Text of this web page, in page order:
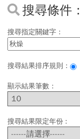
搜尋條件：
搜尋指定關鍵字：
搜尋結果排序規則：
顯示結果筆數：
搜尋結果限定年份 :